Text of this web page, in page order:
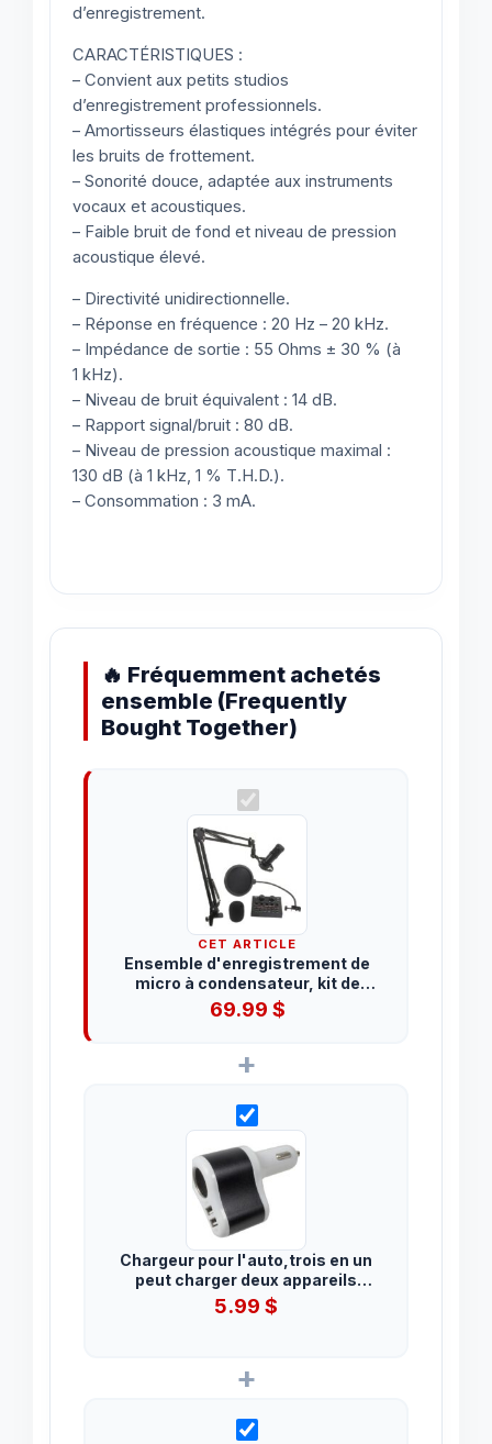
d’enregistrement.
CARACTÉRISTIQUES :
– Convient aux petits studios
d’enregistrement professionnels.
– Amortisseurs élastiques intégrés pour éviter
les bruits de frottement.
– Sonorité douce, adaptée aux instruments
vocaux et acoustiques.
– Faible bruit de fond et niveau de pression
acoustique élevé.
– Directivité unidirectionnelle.
– Réponse en fréquence : 20 Hz – 20 kHz.
– Impédance de sortie : 55 Ohms ± 30 % (à
1 kHz).
– Niveau de bruit équivalent : 14 dB.
– Rapport signal/bruit : 80 dB.
– Niveau de pression acoustique maximal :
130 dB (à 1 kHz, 1 % T.H.D.).
– Consommation : 3 mA.
🔥 Fréquemment achetés
ensemble (Frequently
Bought Together)
CET ARTICLE
Ensemble d'enregistrement de
micro à condensateur, kit de
démarrage de micro de podcast
en streaming
69.99 $
+
Chargeur pour l'auto,trois en un
peut charger deux appareils
simultanément
5.99 $
+